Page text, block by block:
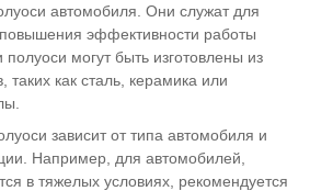
автомобиля. Они служат для
эффективности работы
могут быть изготовлены из
таких как сталь, керамика или
зависит от типа автомобиля и
Например, для автомобилей,
в тяжелых условиях, рекомендуется